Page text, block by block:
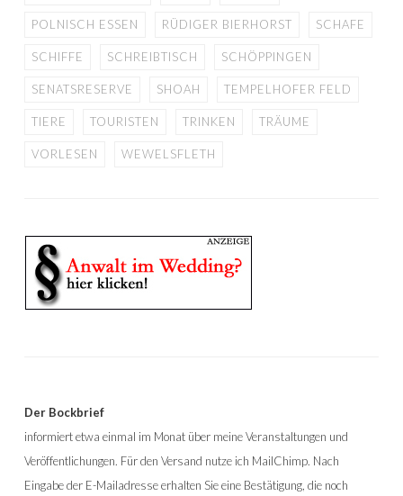
POLNISCH ESSEN RÜDIGER BIERHORST SCHAFE
SCHIFFE SCHREIBTISCH SCHÖPPINGEN
SENATSRESERVE SHOAH TEMPELHOFER FELD
TIERE TOURISTEN TRINKEN TRÄUME
VORLESEN WEWELSFLETH
Der Bockbrief
informiert etwa einmal im Monat über meine Veranstaltungen und
Veröffentlichungen. Für den Versand nutze ich MailChimp. Nach
Eingabe der E-Mailadresse erhalten Sie eine Bestätigung, die noch